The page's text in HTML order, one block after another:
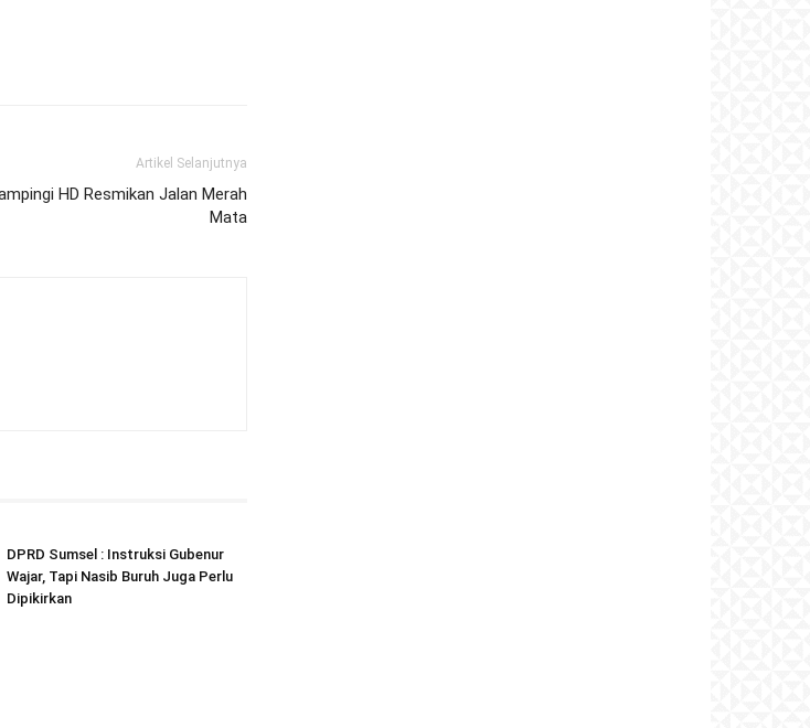
Artikel Selanjutnya
HD Resmikan Jalan Merah
Mata
DPRD Sumsel : Instruksi Gubenur
Wajar, Tapi Nasib Buruh Juga Perlu
Dipikirkan